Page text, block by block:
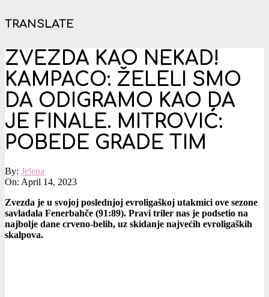
TRANSLATE
ZVEZDA KAO NEKAD!
KAMPACO: ŽELELI SMO
DA ODIGRAMO KAO DA
JE FINALE. MITROVIĆ:
POBEDE GRADE TIM
By: Jelena
On: April 14, 2023
Zvezda je u svojoj poslednjoj evroligaškoj utakmici ove sezone
savladala Fenerbahče (91:89). Pravi triler nas je podsetio na
najbolje dane crveno-belih, uz skidanje najvećih evroligaških
skalpova.